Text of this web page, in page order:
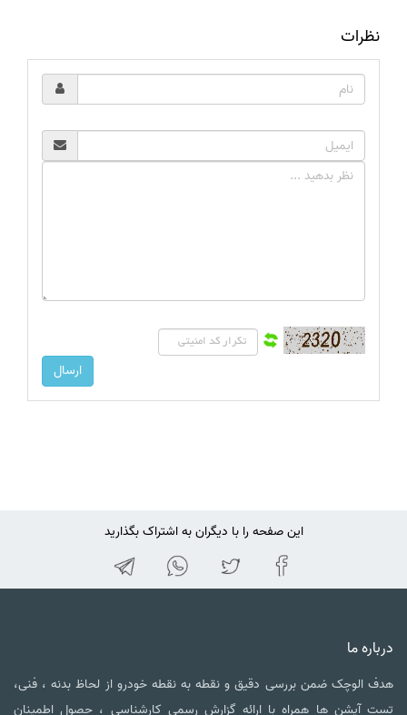
نظرات
این صفحه را با دیگران به اشتراک بگذارید
درباره ما
هدف الوچک ضمن بررسی دقیق و نقطه به نقطه خودرو از لحاظ بدنه ، فنی،
تست آپشن ها همراه با ارائه گزارش رسمی کارشناسی ، حصول اطمینان